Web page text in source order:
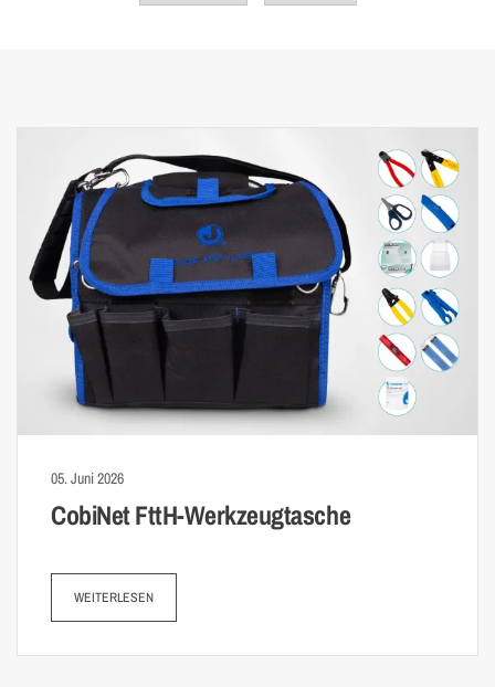
05. Juni 2026
CobiNet FttH-Werkzeug­tasche
WEITERLESEN